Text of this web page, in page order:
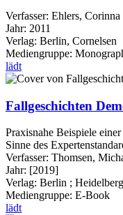
Verfasser: Ehlers, Corinna
Jahr: 2011
Verlag: Berlin, Cornelsen
Mediengruppe:
lädt
Fallgeschichten
Praxisnahe Beispiele
Sinne des
Verfasser: Thomsen,
Jahr: [2019]
Verlag: Berlin ;
Mediengruppe: E-Book
lädt